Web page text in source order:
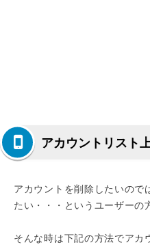
アカウントリスト
アカウントを削除したいの
たい・・・というユーザーの
そんな時は下記の方法でア